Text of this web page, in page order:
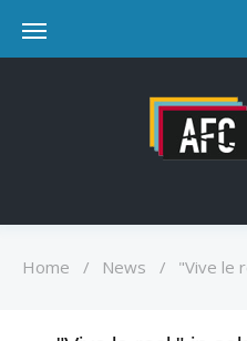
Home / News / "Vive le